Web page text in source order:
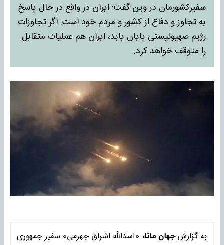
سفیرکشورمان در وین گفت: ایران در واقع در حال پاسخ
به تجاوز و دفاع از کشور و مردم خود است. اگر تجاوزات
رژیم صهیونیستی پایان یابد، ایران هم عملیات متقابل
را متوقف خواهد کرد.
به گزارشجهان مانا، «اسدالله اشراق جهرمی» سفیر جمهوری